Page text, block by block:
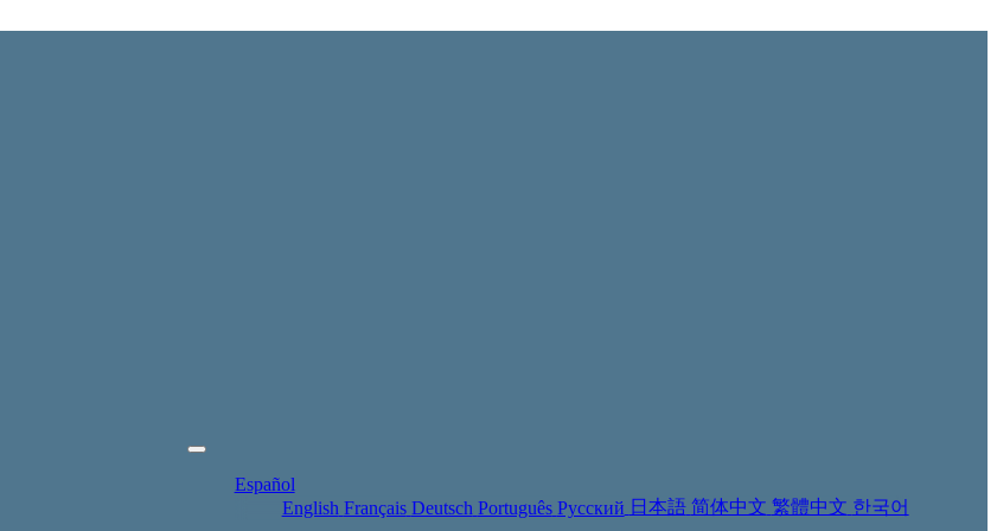
Español
English Français Deutsch Português Русский 日本語 简体中文 繁體中文 한국어